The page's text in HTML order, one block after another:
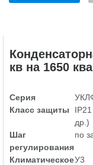
кв на 1650
Серия
Класс защиты
др.)
Шаг
регулирования
по
КлиматическоеУ3